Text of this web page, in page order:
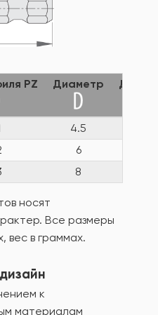
PZ Диаметр Длина
4.5
6
8
носят
Все размеры
вес в граммах.
к
материалам